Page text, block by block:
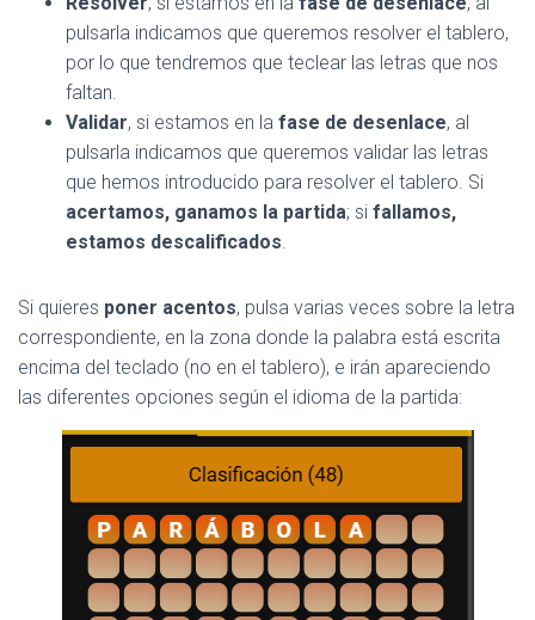
pulsarla indicamos que queremos resolver el tablero,
por lo que tendremos que teclear las letras que nos
faltan.
Validar, si estamos en la fase de desenlace, al
pulsarla indicamos que queremos validar las letras
que hemos introducido para resolver el tablero. Si
acertamos, ganamos la partida; si fallamos,
estamos descalificados.
Si quieres poner acentos, pulsa varias veces sobre la letra
correspondiente, en la zona donde la palabra está escrita
encima del teclado (no en el tablero), e irán apareciendo
las diferentes opciones según el idioma de la partida: